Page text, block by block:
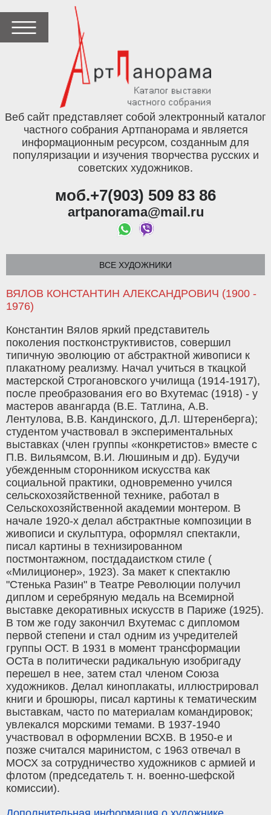
Веб сайт представляет собой электронный каталог
частного собрания Артпанорама и является
информационным ресурсом, созданным для
популяризации и изучения творчества русских и
советских художников.
моб.+7(903) 509 83 86
artpanorama@mail.ru
ВСЕ ХУДОЖНИКИ
ВЯЛОВ КОНСТАНТИН АЛЕКСАНДРОВИЧ (1900 -
1976)
Константин Вялов яркий представитель
поколения постконструктивистов, совершил
типичную эволюцию от абстрактной живописи к
плакатному реализму. Начал учиться в ткацкой
мастерской Строгановского училища (1914-1917),
после преобразования его во Вхутемас (1918) - у
мастеров авангарда (В.Е. Татлина, А.В.
Лентулова, В.В. Кандинского, Д.Л. Штеренберга);
студентом участвовал в экспериментальных
выставках (член группы «конкретистов» вместе с
П.В. Вильямсом, В.И. Люшиным и др). Будучи
убежденным сторонником искусства как
социальной практики, одновременно учился
сельскохозяйственной технике, работал в
Сельскохозяйственной академии монтером. В
начале 1920-х делал абстрактные композиции в
живописи и скульптура, оформлял спектакли,
писал картины в технизированном
постмонтажном, постдадаистком стиле (
«Милиционер», 1923). За макет к спектаклю
"Стенька Разин" в Театре Революции получил
диплом и серебряную медаль на Всемирной
выставке декоративных искусств в Париже (1925).
В том же году закончил Вхутемас с дипломом
первой степени и стал одним из учредителей
группы ОСТ. В 1931 в момент трансформации
ОСТа в политически радикальную изобригаду
перешел в нее, затем стал членом Союза
художников. Делал киноплакаты, иллюстрировал
книги и брошюры, писал картины к тематическим
выставкам, часто по материалам командировок;
увлекался морскими темами. В 1937-1940
участвовал в оформлении ВСХВ. В 1950-е и
позже считался маринистом, с 1963 отвечал в
МОСХ за сотрудничество художников с армией и
флотом (председатель т. н. военно-шефской
комиссии).